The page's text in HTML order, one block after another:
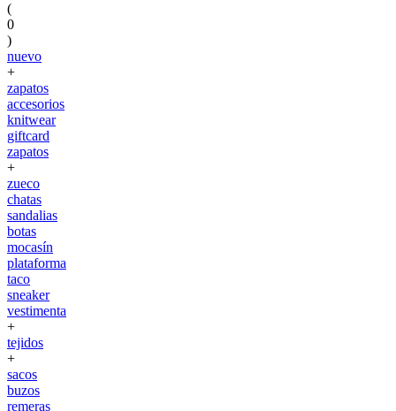
(
0
)
nuevo
+
zapatos
accesorios
knitwear
giftcard
zapatos
+
zueco
chatas
sandalias
botas
mocasín
plataforma
taco
sneaker
vestimenta
+
tejidos
+
sacos
buzos
remeras